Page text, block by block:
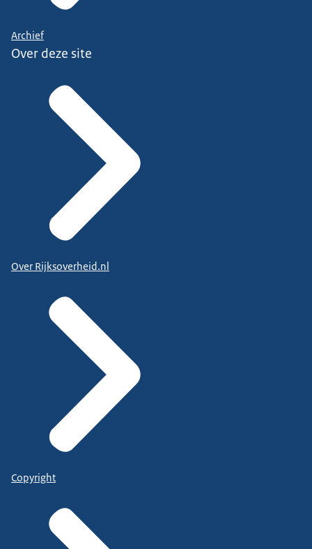
Archief
Over deze site
Over Rijksoverheid.nl
Copyright